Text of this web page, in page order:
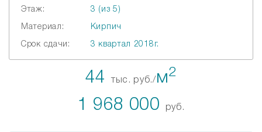
Этаж: 3 (из 5)
Материал: Кирпич
Срок сдачи: 3 квартал 2018г.
44 тыс. руб./м2
1 968 000 руб.